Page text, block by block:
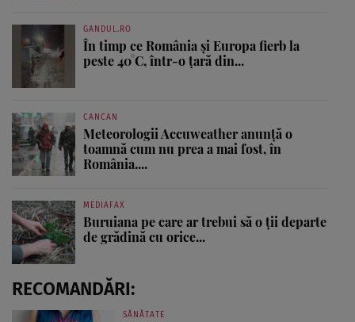
GANDUL.RO
În timp ce România și Europa fierb la
peste 40°C, într-o țară din...
CANCAN
Meteorologii Accuweather anunță o
toamnă cum nu prea a mai fost, în
România....
MEDIAFAX
Buruiana pe care ar trebui să o ții departe
de grădină cu orice...
RECOMANDĂRI:
SĂNĂTATE